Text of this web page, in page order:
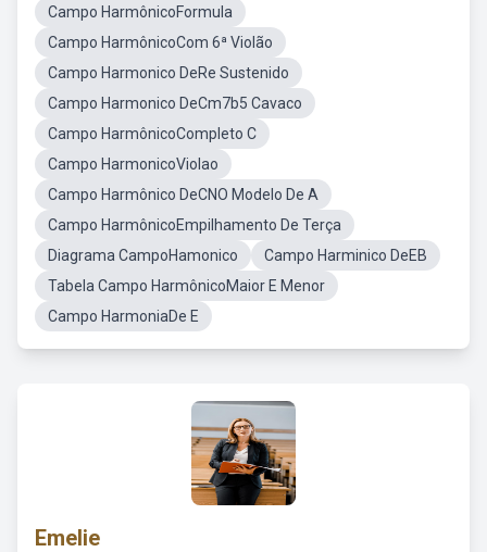
Campo HarmônicoFormula
Campo HarmônicoCom 6ª Violão
Campo Harmonico DeRe Sustenido
Campo Harmonico DeCm7b5 Cavaco
Campo HarmônicoCompleto C
Campo HarmonicoViolao
Campo Harmônico DeCNO Modelo De A
Campo HarmônicoEmpilhamento De Terça
Diagrama CampoHamonico
Campo Harminico DeEB
Tabela Campo HarmônicoMaior E Menor
Campo HarmoniaDe E
Emelie